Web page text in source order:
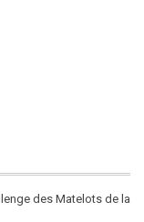
des Matelots de la